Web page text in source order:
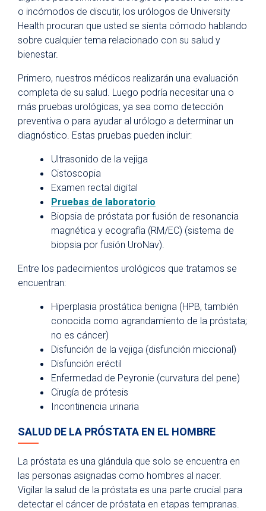
o incómodos de discutir, los urólogos de University
Health procuran que usted se sienta cómodo hablando
sobre cualquier tema relacionado con su salud y
bienestar.
Primero, nuestros médicos realizarán una evaluación
completa de su salud. Luego podría necesitar una o
más pruebas urológicas, ya sea como detección
preventiva o para ayudar al urólogo a determinar un
diagnóstico. Estas pruebas pueden incluir:
Ultrasonido de la vejiga
Cistoscopia
Examen rectal digital
Pruebas de laboratorio
Biopsia de próstata por fusión de resonancia
magnética y ecografía (RM/EC) (sistema de
biopsia por fusión UroNav).
Entre los padecimientos urológicos que tratamos se
encuentran:
Hiperplasia prostática benigna (HPB, también
conocida como agrandamiento de la próstata;
no es cáncer)
Disfunción de la vejiga (disfunción miccional)
Disfunción eréctil
Enfermedad de Peyronie (curvatura del pene)
Cirugía de prótesis
Incontinencia urinaria
SALUD DE LA PRÓSTATA EN EL HOMBRE
La próstata es una glándula que solo se encuentra en
las personas asignadas como hombres al nacer.
Vigilar la salud de la próstata es una parte crucial para
detectar el cáncer de próstata en etapas tempranas.